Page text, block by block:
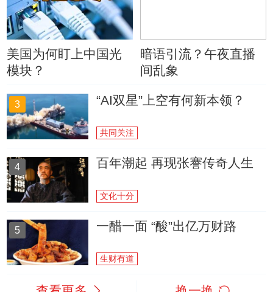
美国为何盯上中国光
模块？
暗语引流？午夜直播
间乱象
3 “AI双星”上空有何新本领？
共同关注
4 百年潮起 再现张謇传奇人生
文化十分
5 一醋一面 “酸”出亿万财路
生财有道